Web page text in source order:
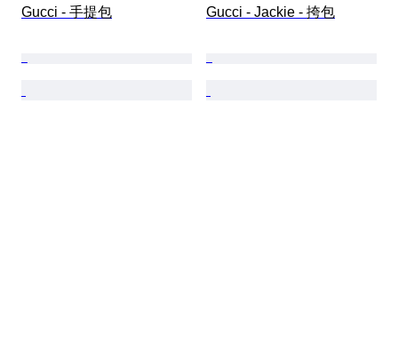
Gucci - 手提包 Gucci - Jackie - 挎包